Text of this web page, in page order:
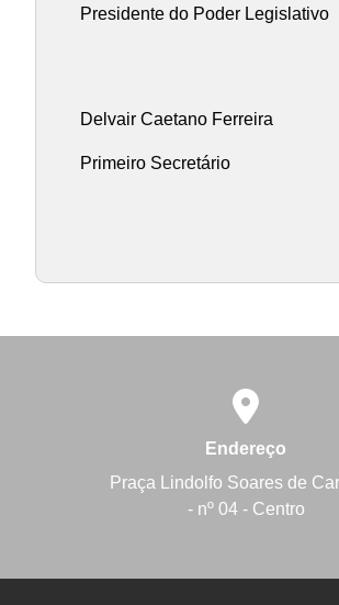
Presidente do Poder Legislativo
Delvair Caetano Ferreira
Primeiro Secretário
Endereço
Praça Lindolfo Soares de
- nº 04 - Centro